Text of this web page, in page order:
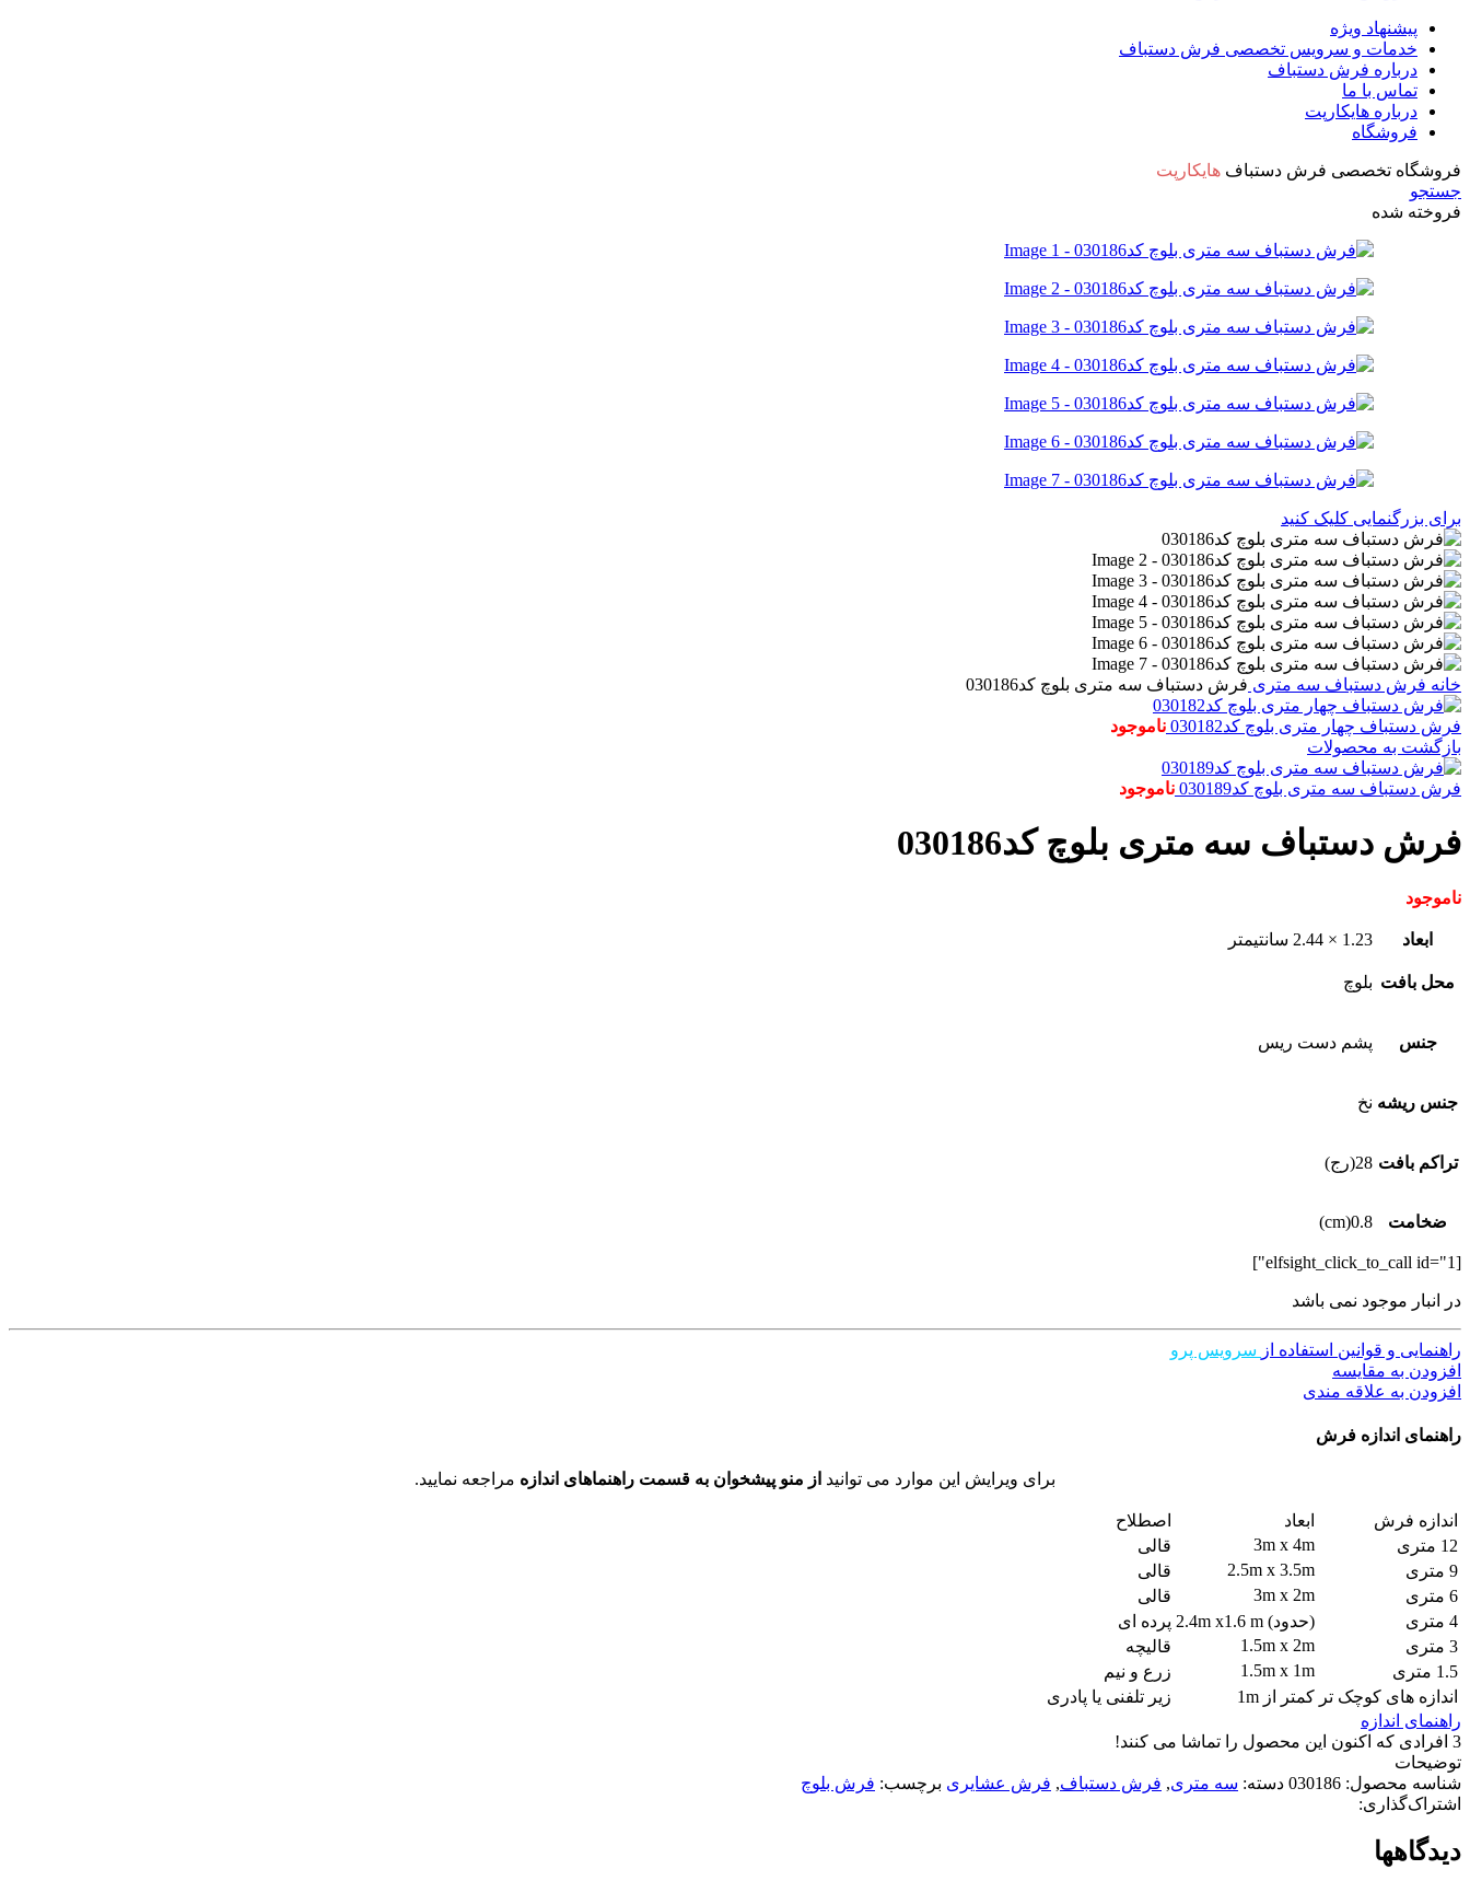
پیشنهاد ویژه
خدمات و سرویس تخصصی فرش دستباف
درباره فرش دستباف
تماس با ما
درباره هایکارپت
فروشگاه
فروشگاه تخصصی فرش دستباف هایکارپت
جستجو
فروخته شده
برای بزرگنمایی کلیک کنید
خانه فرش دستباف سه متری فرش دستباف سه متری بلوچ کد030186
فرش دستباف چهار متری بلوچ کد030182
ناموجود
بازگشت به محصولات
فرش دستباف سه متری بلوچ کد030189 ناموجود
فرش دستباف سه متری بلوچ کد030186
ناموجود
ابعاد 1.23 × 2.44 سانتیمتر
محل بافت بلوچ
جنس پشم دست ریس
جنس ریشه نخ
تراکم بافت 28(رج)
ضخامت 0.8(cm)
[elfsight_click_to_call id="1"]
در انبار موجود نمی باشد
راهنمایی و قوانین استفاده از سرویس پرو
افزودن به مقایسه
افزودن به علاقه مندی
راهنمای اندازه فرش
برای ویرایش این موارد می توانید از منو پیشخوان به قسمت راهنماهای اندازه مراجعه نمایید.
اندازه فرش ابعاد
اصطلاح
12 متری
3m x 4m
قالی
9 متری
2.5m x 3.5m
قالی
6 متری
3m x 2m
قالی
4 متری
(حدود) 2.4m x1.6 m
پرده ای
3 متری
1.5m x 2m
قالیچه
1.5 متری
1.5m x 1m
زرع و نیم
اندازه های کوچک تر کمتر از 1m
زیر تلفنی یا پادری
راهنمای اندازه
3 افرادی که اکنون این محصول را تماشا می کنند!
توضیحات
شناسه محصول: 030186 دسته: سه متری, فرش دستباف, فرش عشایری برچسب: فرش بلوچ
اشتراک‌گذاری:
دیدگاهها